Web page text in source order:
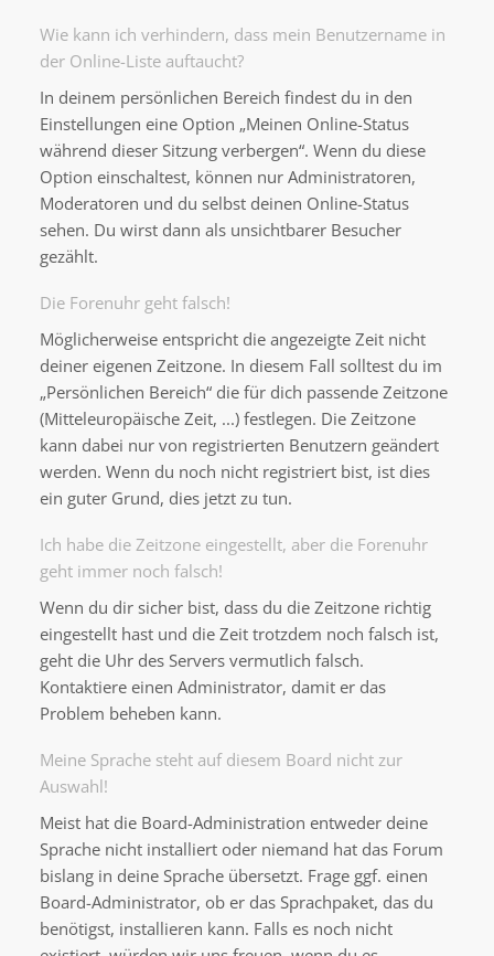
Wie kann ich verhindern, dass mein Benutzername in
der Online-Liste auftaucht?
In deinem persönlichen Bereich findest du in den
Einstellungen eine Option „Meinen Online-Status
während dieser Sitzung verbergen“. Wenn du diese
Option einschaltest, können nur Administratoren,
Moderatoren und du selbst deinen Online-Status
sehen. Du wirst dann als unsichtbarer Besucher
gezählt.
Die Forenuhr geht falsch!
Möglicherweise entspricht die angezeigte Zeit nicht
deiner eigenen Zeitzone. In diesem Fall solltest du im
„Persönlichen Bereich“ die für dich passende Zeitzone
(Mitteleuropäische Zeit, ...) festlegen. Die Zeitzone
kann dabei nur von registrierten Benutzern geändert
werden. Wenn du noch nicht registriert bist, ist dies
ein guter Grund, dies jetzt zu tun.
Ich habe die Zeitzone eingestellt, aber die Forenuhr
geht immer noch falsch!
Wenn du dir sicher bist, dass du die Zeitzone richtig
eingestellt hast und die Zeit trotzdem noch falsch ist,
geht die Uhr des Servers vermutlich falsch.
Kontaktiere einen Administrator, damit er das
Problem beheben kann.
Meine Sprache steht auf diesem Board nicht zur
Auswahl!
Meist hat die Board-Administration entweder deine
Sprache nicht installiert oder niemand hat das Forum
bislang in deine Sprache übersetzt. Frage ggf. einen
Board-Administrator, ob er das Sprachpaket, das du
benötigst, installieren kann. Falls es noch nicht